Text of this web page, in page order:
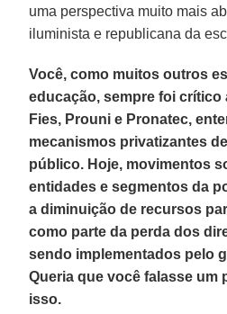
uma perspectiva muito mais
iluminista e republicana da
Você, como muitos outros
educação, sempre foi crítico
Fies, Prouni e Pronatec,
mecanismos privatizantes
público. Hoje, movimentos
entidades e segmentos da
a diminuição de recursos
como parte da perda dos
sendo implementados pelo
Queria que você falasse um
isso.